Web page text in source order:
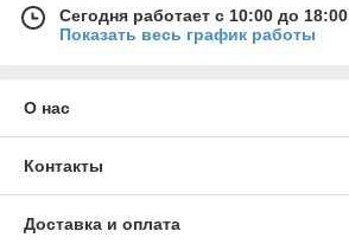
Сегодня работает с 10:00 до 18:00
Показать весь график работы
О нас
Контакты
Доставка и оплата